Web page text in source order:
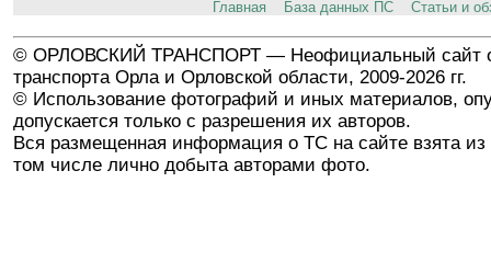
Главная База данных ПС Статьи и
© ОРЛОВСКИЙ ТРАНСПОРТ — Неофициальный сайт
транспорта Орла и Орловской области, 2009-2026 гг.
© Использование фотографий и иных материалов,
допускается только с разрешения их авторов.
Вся размещенная информация о ТС на сайте взята из
том числе лично добыта авторами фото.